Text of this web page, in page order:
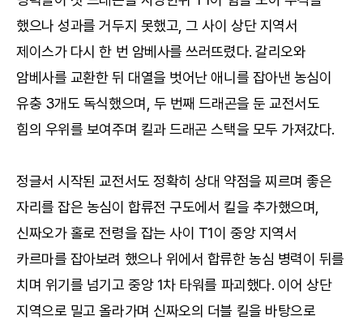
했으나 성과를 거두지 못했고, 그 사이 상단 지역서
제이스가 다시 한 번 암베사를 쓰러뜨렸다. 갈리오와
암베사를 교환한 뒤 대열을 벗어난 애니를 잡아낸 농심이
유충 3개도 독식했으며, 두 번째 드래곤을 둔 교전서도
힘의 우위를 보여주며 킬과 드래곤 스택을 모두 가져갔다.
정글서 시작된 교전서도 정확히 상대 약점을 찌르며 좋은
자리를 잡은 농심이 합류전 구도에서 킬을 추가했으며,
신짜오가 홀로 전령을 잡는 사이 T1이 중앙 지역서
카르마를 잡아보려 했으나 위에서 합류한 농심 병력이 뒤를
치며 위기를 넘기고 중앙 1차 타워를 파괴했다. 이어 상단
지역으로 밀고 올라가며 신짜오의 더블 킬을 바탕으로